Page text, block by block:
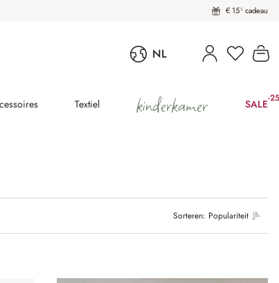
€ 15¹ cadeau
NL
Textiel kinderkamer SALE-
Sorteren: Populariteit